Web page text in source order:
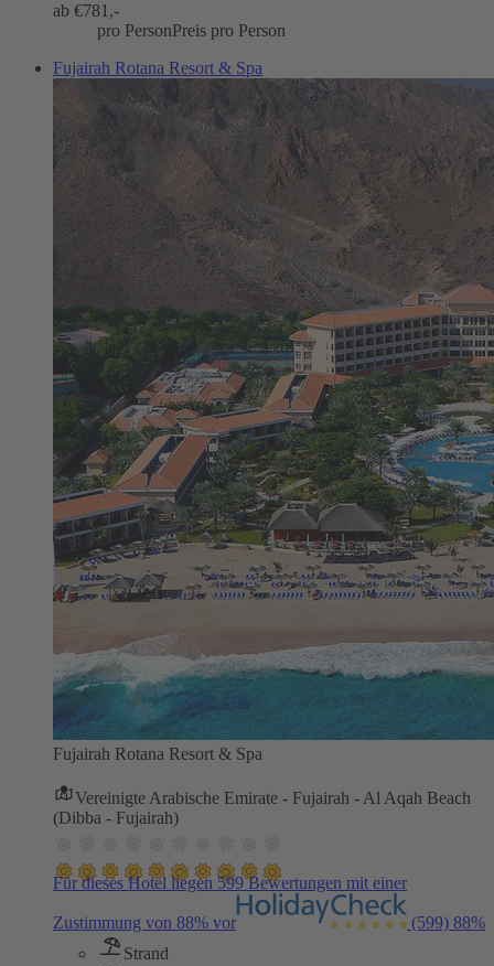
ab €781,-
pro PersonPreis pro Person
Fujairah Rotana Resort & Spa
Fujairah Rotana Resort & Spa
Vereinigte Arabische Emirate - Fujairah - Al Aqah Beach
(Dibba - Fujairah)
Für dieses Hotel liegen 599 Bewertungen mit einer
Zustimmung von 88% vor (599) 88%
Strand